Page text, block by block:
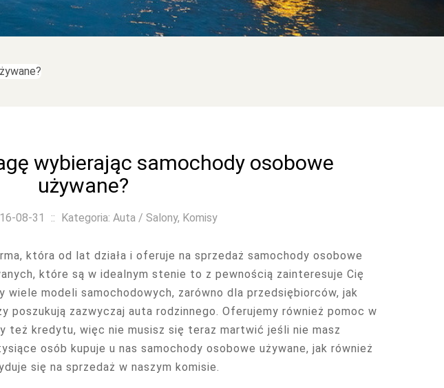
wybierając samochody osobowe
używane?
08-31 :: Kategoria: Auta / Salony, Komisy
która od lat działa i oferuje na sprzedaż samochody osobowe
które są w idealnym stenie to z pewnością zainteresuje Cię
wiele modeli samochodowych, zarówno dla przedsiębiorców, jak
poszukują zazwyczaj auta rodzinnego. Oferujemy również pomoc w
też kredytu, więc nie musisz się teraz martwić jeśli nie masz
osób kupuje u nas samochody osobowe używane, jak również
się na sprzedaż w naszym komisie.